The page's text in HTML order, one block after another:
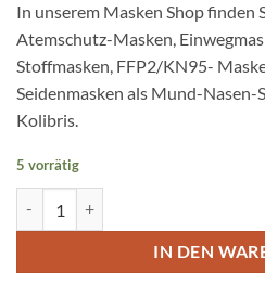
In unserem Masken Shop finden
Atemschutz-Masken,
Stoffmasken, FFP2/KN95-
Seidenmasken als Mund-
Kolibris.
5 vorrätig
IN DEN